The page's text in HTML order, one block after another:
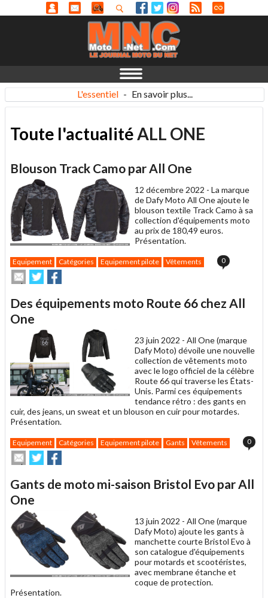
L'essentiel - En savoir plus...
Toute l'actualité ALL ONE
Blouson Track Camo par All One
12 décembre 2022 - La marque
de Dafy Moto All One ajoute le
blouson textile Track Camo à sa
collection d'équipements moto
au prix de 180,49 euros.
Présentation.
Equipement Catégories Equipement pilote Vêtements 0
Envoyer
cet
à
un
ami
Partager
sur
sur
Des équipements moto Route 66 chez All
One
23 juin 2022 - All One (marque
Dafy Moto) dévoile une nouvelle
collection de vêtements moto
avec le logo officiel de la célèbre
Route 66 qui traverse les États-
Unis. Parmi ces équipements
tendance rétro : des gants en
cuir, des jeans, un sweat et un blouson en cuir pour motardes.
Présentation.
Equipement Catégories Equipement pilote Gants Vêtements 0
Envoyer
cet
à
un
ami
Partager
sur
sur
Gants de moto mi-saison Bristol Evo par All
One
13 juin 2022 - All One (marque
Dafy Moto) ajoute les gants à
manchette courte Bristol Evo à
son catalogue d'équipements
pour motards et scootéristes,
avec membrane étanche et
coque de protection.
Présentation.